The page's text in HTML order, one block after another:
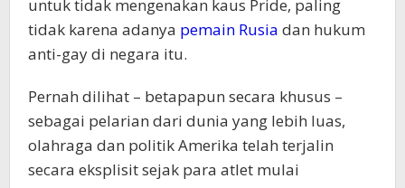
untuk tidak mengenakan kaus Pride, paling
tidak karena adanya pemain Rusia dan hukum
anti-gay di negara itu.
Pernah dilihat – betapapun secara khusus –
sebagai pelarian dari dunia yang lebih luas,
olahraga dan politik Amerika telah terjalin
secara eksplisit sejak para atlet mulai